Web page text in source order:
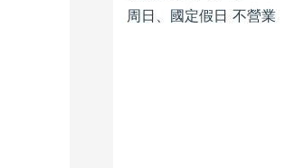
周日、國定假日 不營業